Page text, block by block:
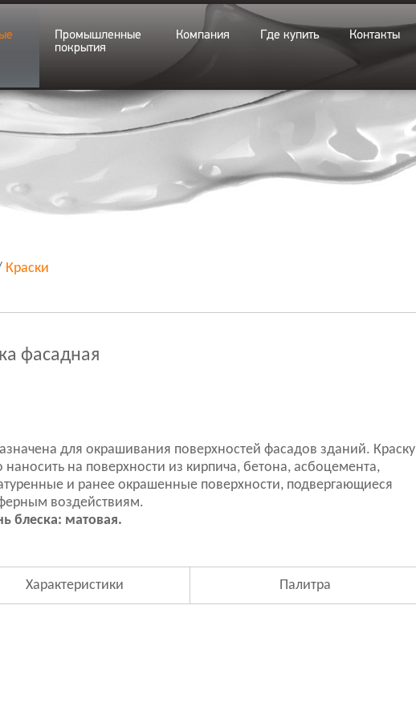
Промышленные
покрытия
Компания Где купить Контакты
Краски
фасадная
для окрашивания поверхностей фасадов зданий. Краску
на поверхности из кирпича, бетона, асбоцемента,
и ранее окрашенные поверхности, подвергающиеся
воздействиям.
блеска: матовая.
Характеристики Палитра